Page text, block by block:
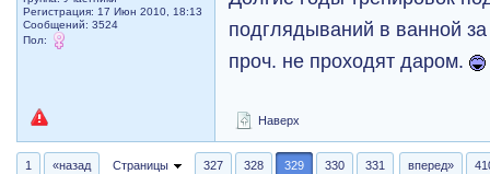
Регистрация: 17 Июн 2010, 18:13
Сообщений: 3524
Пол:
подглядываний в ванной
проч. не проходят даром.
Наверх
1 «назад Страницы 327 328 329 330 331 вперед»